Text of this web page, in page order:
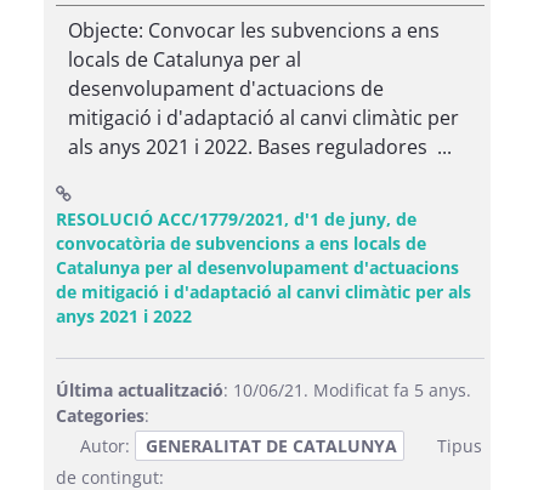
Objecte: Convocar les subvencions a ens
locals de Catalunya per al
desenvolupament d'actuacions de
mitigació i d'adaptació al canvi climàtic per
als anys 2021 i 2022. Bases reguladores ...
RESOLUCIÓ ACC/1779/2021, d'1 de juny, de
convocatòria de subvencions a ens locals de
Catalunya per al desenvolupament d'actuacions
de mitigació i d'adaptació al canvi climàtic per als
anys 2021 i 2022(Obre una finestra nova)
Última actualització: 10/06/21. Modificat fa 5 anys.
Categories:
Autor:
GENERALITAT DE CATALUNYA
Tipus
de contingut: